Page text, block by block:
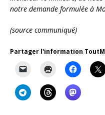
notre demande formulée à
(source communiqué)
Partager l'information